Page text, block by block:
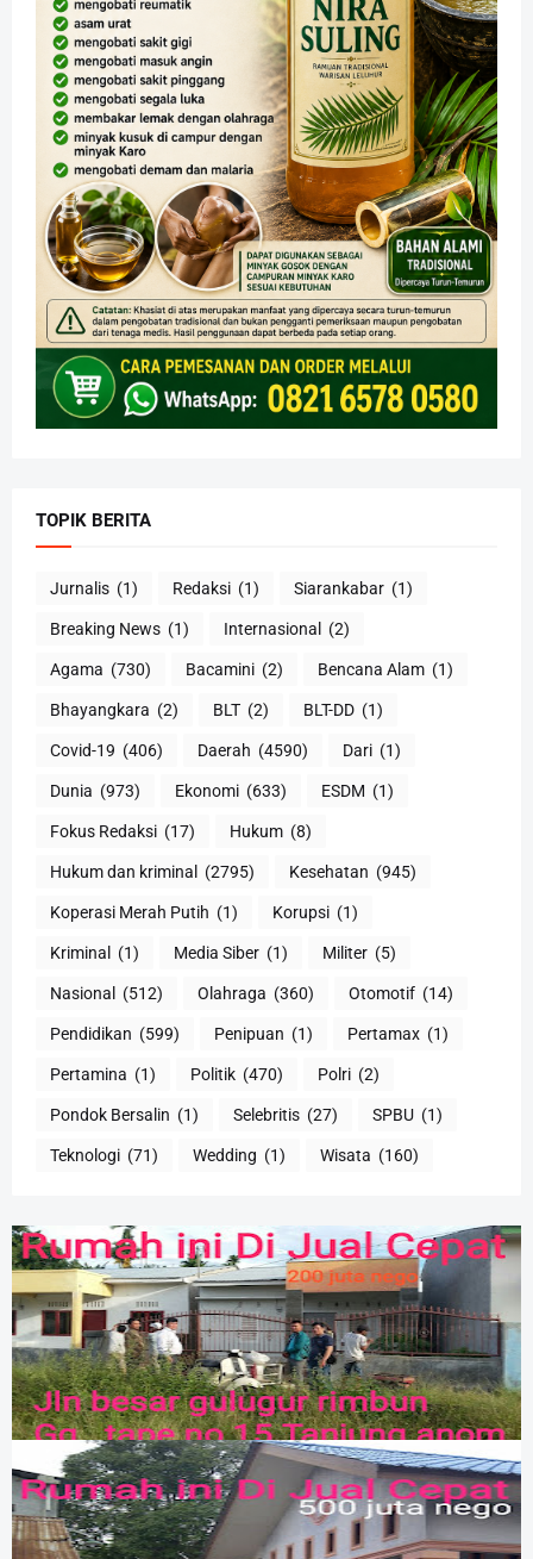
TOPIK BERITA
Jurnalis (1) Redaksi (1) Siarankabar (1)
Breaking News (1) Internasional (2)
Agama (730) Bacamini (2) Bencana Alam (1)
Bhayangkara (2) BLT (2) BLT-DD (1)
Covid-19 (406) Daerah (4590) Dari (1)
Dunia (973) Ekonomi (633) ESDM (1)
Fokus Redaksi (17) Hukum (8)
Hukum dan kriminal (2795) Kesehatan (945)
Koperasi Merah Putih (1) Korupsi (1)
Kriminal (1) Media Siber (1) Militer (5)
Nasional (512) Olahraga (360) Otomotif (14)
Pendidikan (599) Penipuan (1) Pertamax (1)
Pertamina (1) Politik (470) Polri (2)
Pondok Bersalin (1) Selebritis (27) SPBU (1)
Teknologi (71) Wedding (1) Wisata (160)